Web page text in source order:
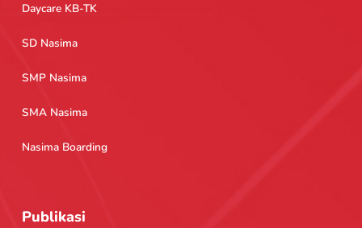
Daycare KB-TK
SD Nasima
SMP Nasima
SMA Nasima
Nasima Boarding
Publikasi